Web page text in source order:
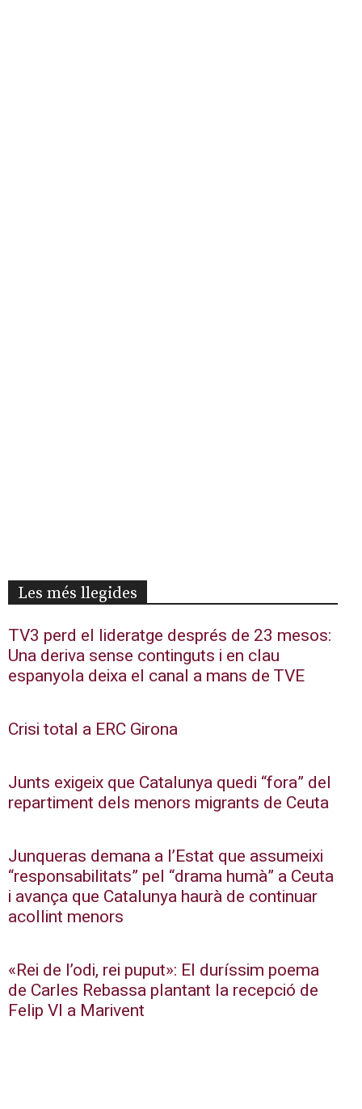
Les més llegides
TV3 perd el lideratge després de 23 mesos:
Una deriva sense continguts i en clau
espanyola deixa el canal a mans de TVE
Crisi total a ERC Girona
Junts exigeix que Catalunya quedi “fora” del
repartiment dels menors migrants de Ceuta
Junqueras demana a l’Estat que assumeixi
“responsabilitats” pel “drama humà” a Ceuta
i avança que Catalunya haurà de continuar
acollint menors
«Rei de l’odi, rei puput»: El duríssim poema
de Carles Rebassa plantant la recepció de
Felip VI a Marivent